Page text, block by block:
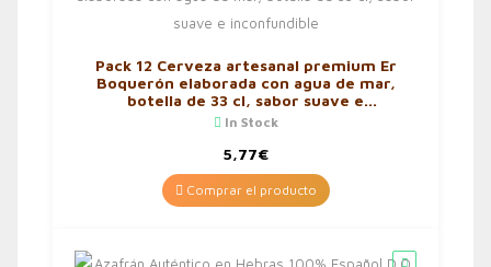
Pack 12 Cerveza artesanal premium Er
Boquerón elaborada con agua de mar,
botella de 33 cl, sabor suave e
inconfundible
In Stock
5,77€
Comprar el producto